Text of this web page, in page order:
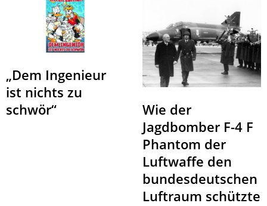
„Dem Ingenieur
ist nichts zu
schwör“
Wie der
Jagdbomber F-4 F
Phantom der
Luftwaffe den
bundesdeutschen
Luftraum schützte